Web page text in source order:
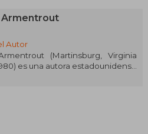
Armentrout
Autor
(Martinsburg, Virginia
es una autora estadounidense
especializada en fantasía